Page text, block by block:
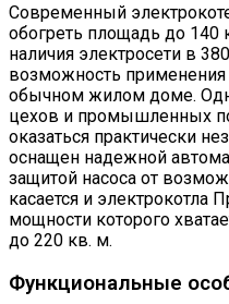
Современный
обогреть площадь до 140
наличия электросети в
возможность применения
обычном жилом доме.
цехов и промышленных
оказаться практически
оснащен надежной
защитой насоса от
касается и электрокотла
мощности которого
до 220 кв. м.
Функциональные